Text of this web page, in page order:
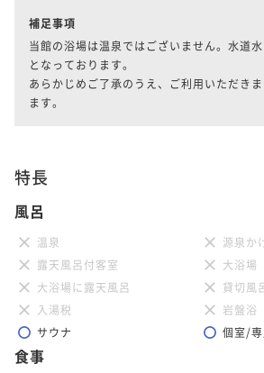
補足事項
当館の浴場は温泉ではございません。水道
となっております。
あらかじめご了承のうえ、ご利用いただき
ます。
特長
風呂
温泉
源泉か
露天風呂付客室
大浴場
大浴場に露天風呂
貸切風
入湯税
岩盤浴
サウナ
個室/
食事